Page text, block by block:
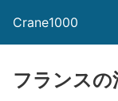
Crane1000
フランスの